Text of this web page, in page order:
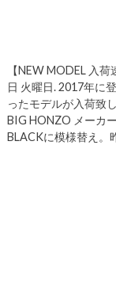
【NEW MODEL 入
日 火曜日. 2017年に
ったモデルが入荷致
BIG HONZO メーカ
BLACKに模様替え。